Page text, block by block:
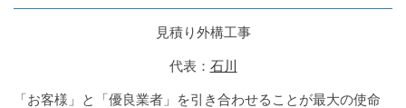
見積り外構工事
代表： 石川
「お客様」と「優良業者」を引き合わせることが最大の使命